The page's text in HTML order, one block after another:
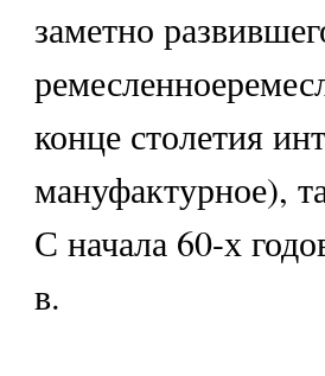
заметно
конце столетия
мануфактурное),
С начала 60-х
в.